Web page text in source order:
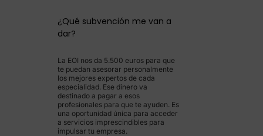
¿Qué subvención me van a
dar?
La EOI nos da 5.500 euros para que
te puedan asesorar personalmente
los mejores expertos de cada
especialidad. Ese dinero va
destinado a pagar a esos
profesionales para que te ayuden. Es
una oportunidad única para acceder
a servicios imprescindibles para
impulsar tu empresa.